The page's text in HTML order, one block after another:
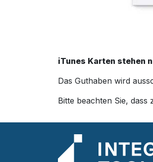
iTunes Karten stehen
Das Guthaben wird
Bitte beachten Sie,